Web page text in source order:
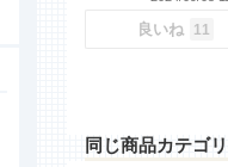
良いね 11
同じ商品カテゴ